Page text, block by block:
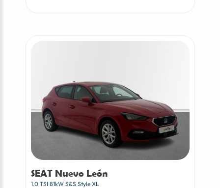
SEAT Nuevo León
1.0 TSI 81kW S&S Style XL